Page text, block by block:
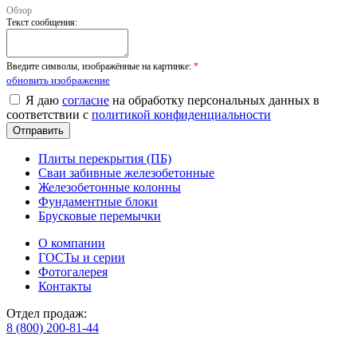
Обзор
Текст сообщения:
Введите символы, изображённые на картинке: *
обновить изображение
Я даю согласие на обработку персональных данных в
соответствии с политикой конфиденциальности
Плиты перекрытия (ПБ)
Сваи забивные железобетонные
Железобетонные колонны
Фундаментные блоки
Брусковые перемычки
О компании
ГОСТы и серии
Фотогалерея
Контакты
Отдел продаж:
8 (800) 200-81-44